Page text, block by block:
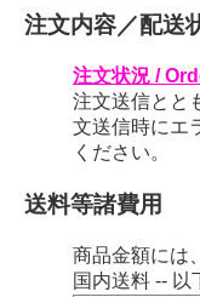
注文内容／配送
注文状況 /
注文送信とと
文送信時にエ
ください。
送料等諸費用
商品金額には
国内送料 -- 以